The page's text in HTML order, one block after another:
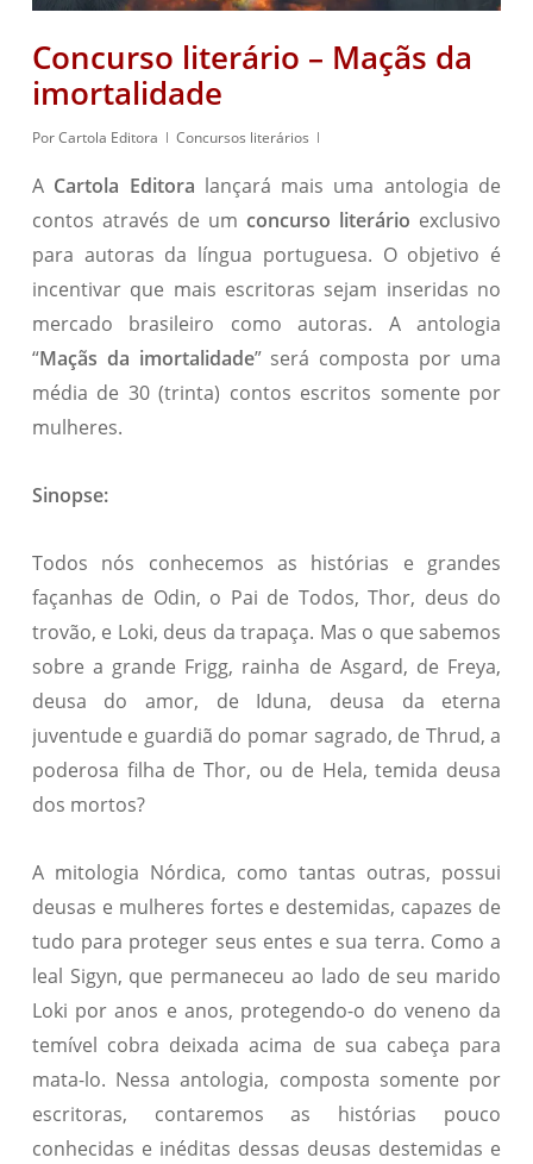
Concurso literário – Maçãs da
imortalidade
PorCartola Editora Concursos literários
A Cartola Editora lançará mais uma antologia de
contos através de umconcurso literário exclusivo
para autoras da língua portuguesa. O objetivo é
incentivar que mais escritoras sejam inseridas no
mercado brasileiro como autoras. A antologia
“Maçãs da imortalidade” será composta por uma
média de 30 (trinta) contos escritos somente por
mulheres.
Sinopse:
Todos nós conhecemos as histórias e grandes
façanhas de Odin, o Pai de Todos, Thor, deus do
trovão, e Loki, deus da trapaça. Mas o que sabemos
sobre a grande Frigg, rainha de Asgard, de Freya,
deusa do amor, de Iduna, deusa da eterna
juventude e guardiã do pomar sagrado, de Thrud, a
poderosa filha de Thor, ou de Hela, temida deusa
dos mortos?
A mitologia Nórdica, como tantas outras, possui
deusas e mulheres fortes e destemidas, capazes de
tudo para proteger seus entes e sua terra. Como a
leal Sigyn, que permaneceu ao lado de seu marido
Loki por anos e anos, protegendo-o do veneno da
temível cobra deixada acima de sua cabeça para
mata-lo. Nessa antologia, composta somente por
escritoras, contaremos as histórias pouco
conhecidas e inéditas dessas deusas destemidas e